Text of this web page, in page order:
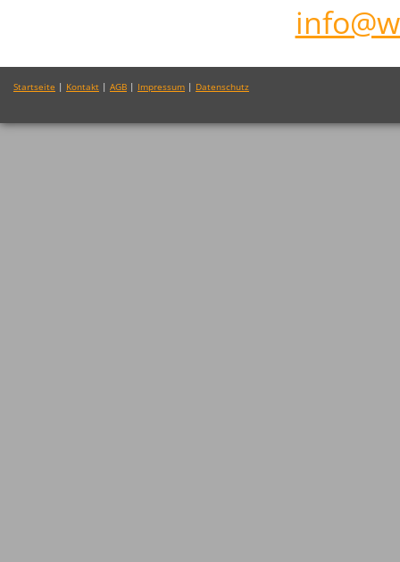
Startseite | Kontakt | AGB | Impressum | Datenschutz